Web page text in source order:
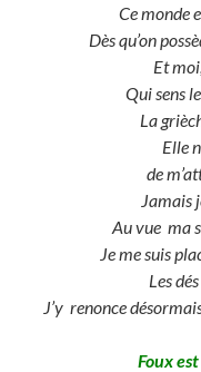
Ce monde
Dès qu’on
Et
Qui sens
La
Elle
de
Jamais
Au vue ma
Je me suis
Les
J’y renonce
Foux